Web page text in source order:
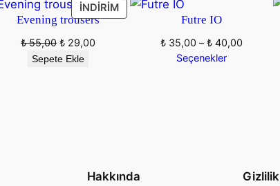
0
0
.
İNDIRIMİNDIRIMDEKI
ÜRÜN
Evening trousers
₺55,00 Orijinal
fiyat:
₺29,00Şu
Sepete Ekle
Futre IO
₺35,00 –₺40,00Fiyat
Seçenekler
Hakkında Gizlilik